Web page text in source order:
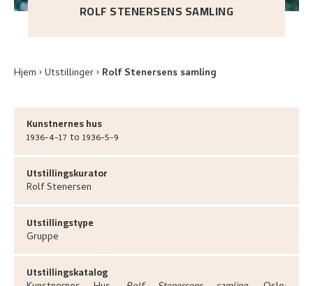
ROLF STENERSENS SAMLING
Hjem Utstillinger Rolf Stenersens samling
Kunstnernes hus
1936-4-17 to 1936-5-9
Utstillingskurator
RolfStenersen
Utstillingstype
Gruppe
Utstillingskatalog